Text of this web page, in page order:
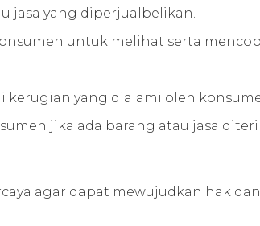
jasa yang diperjualbelikan.
untuk melihat serta
yang dialami oleh
jika ada barang atau jasa
agar dapat mewujudkan hak dan